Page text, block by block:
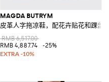
MAGDA BUTRYM
皮革人字拖凉鞋，配花卉贴花和踝部
RMB 6,517.00
RMB 4,887.74
-25%